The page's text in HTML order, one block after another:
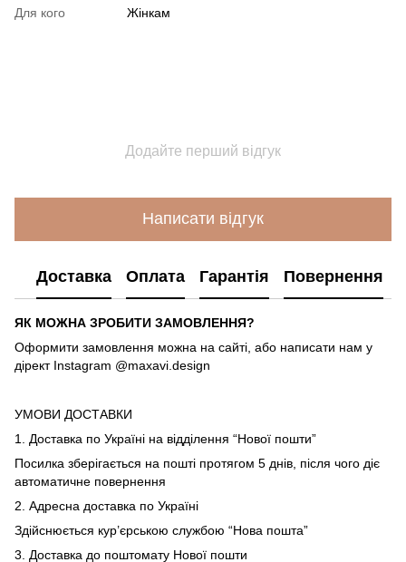
Для кого
Жінкам
Додайте перший відгук
Написати відгук
Доставка Оплата Гарантія Повернення
ЯК МОЖНА ЗРОБИТИ ЗАМОВЛЕННЯ?
Оформити замовлення можна на сайті, або написати нам у
дірект Instagram @maxavi.design
УМОВИ ДОСТАВКИ
1. Доставка по Україні на відділення “Нової пошти”
Посилка зберігається на пошті протягом 5 днів, після чого діє
автоматичне повернення
2. Адресна доставка по Україні
Здійснюється кур’єрською службою “Нова пошта”
3. Доставка до поштомату Нової пошти